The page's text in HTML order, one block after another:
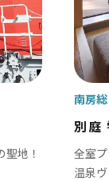
観光・公
/ 白子温泉 / 茂
岡本桟橋 / 館山 /
地！
別庭
全室
温泉
南房総